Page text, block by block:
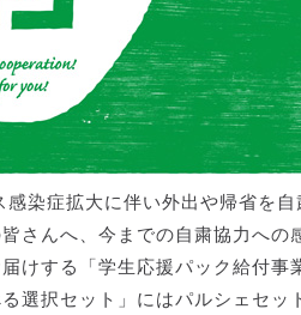
染症拡大に伴い外出や帰省を
さんへ、今までの自粛協力へ
けする「学生応援パック給付事
選択セット」にはパルシェセ